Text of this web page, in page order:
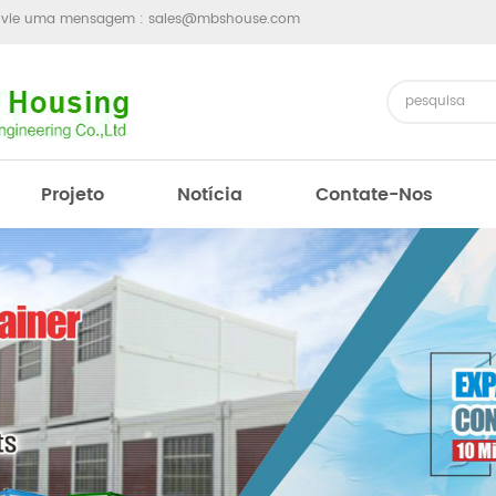
uma mensagem : sales@mbshouse.com
Projeto Notícia Contate-Nos